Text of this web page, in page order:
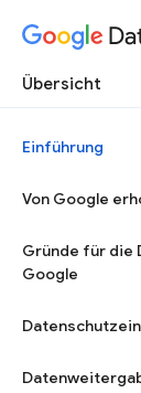
Übersicht
Einführung
Von Google
Gründe für die
Google